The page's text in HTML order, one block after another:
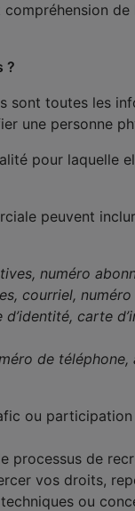
de
?
sont toutes les
une personne
pour laquelle
peuvent
numéro
courriel,
carte
de téléphone,
ou
processus de
vos droits,
ou